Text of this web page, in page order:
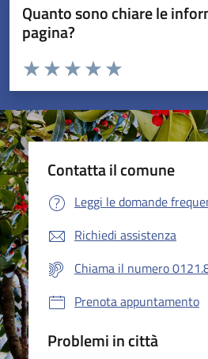
Quanto sono chiare le
pagina?
Valuta da 1 a 5 stelle la pagina
Valuta 5 stelle su 5
Valuta 4 stelle su 5
Valuta 3 stelle su 5
Valuta 2 stelle su 5
Valuta 1 stelle su 5
Contatta il comune
Leggi le domande
Richiedi assistenza
Chiama il numero
Prenota appuntamento
Problemi in città